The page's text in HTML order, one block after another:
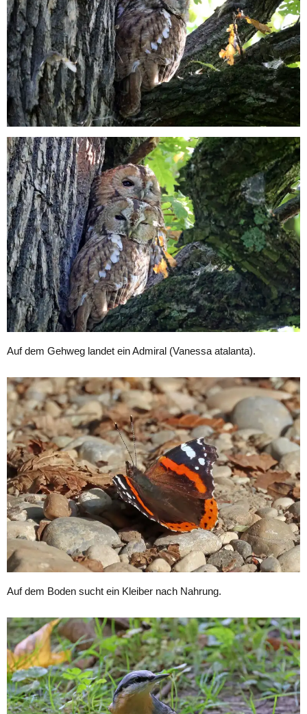
Auf dem Gehweg landet ein Admiral (Vanessa atalanta).
Auf dem Boden sucht ein Kleiber nach Nahrung.